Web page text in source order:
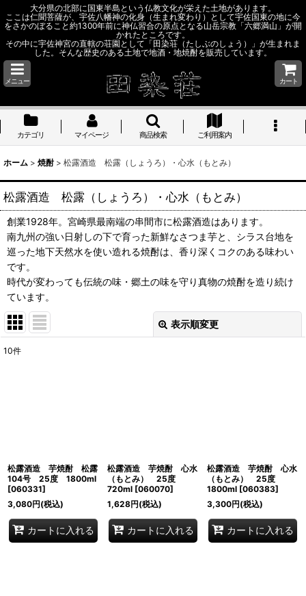
大分県の北部に国東半島という仏教文化が栄えた土地があります。
ここは仁聞菩薩が、宇佐八幡神の化身（生まれ変わり）として宇佐国東の地に今
をさかのぼること約1300年前に神仏習合の原点となる山岳宗教「六郷満山」が開
かれたところです。
その中に宇佐神宮の直轄の荘園として「田染荘（たしぶのしょう）」が生まれま
した。そんな歴史のある土地で地酒・地焼酎を販売しています。
メニュー カート
カテゴリ マイページ 商品検索 ご利用案内
ホーム > 焼酎 > 松露酒造 松露（しょうろ）・心水（もとみ）
松露酒造 松露（しょうろ）・心水（もとみ）
創業1928年。宮崎県最南端の串間市に松露酒造はあります。
南九州の強い日射しの下で育った新鮮なさつま芋と、シラス台地を
巡った地下天然水を使い造れる焼酎は、香り深くコクのある味わい
です。
時代が変わっても伝統の味・郷土の味を守り真物の焼酎を造り続け
ています。
表示順変更
10件
松露酒造 芋焼酎 松露
104号 25度 1800ml
[060331]
3,080円(税込)
カートに入れる
松露酒造 芋焼酎 心水
（もとみ） 25度
720ml [060070]
1,628円(税込)
カートに入れる
松露酒造 芋焼酎 心水
（もとみ） 25度
1800ml [060383]
3,300円(税込)
カートに入れる